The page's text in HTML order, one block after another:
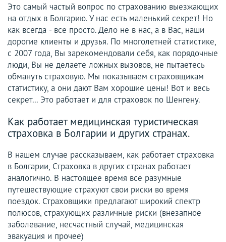
Это самый частый вопрос по страхованию выезжающих
на отдых в Болгарию. У нас есть маленький секрет! Но
как всегда - все просто. Дело не в нас, а в Вас, наши
дорогие клиенты и друзья. По многолетней статистике,
с 2007 года, Вы зарекомендовали себя, как порядочные
люди, Вы не делаете ложных вызовов, не пытаетесь
обмануть страховую. Мы показываем страховщикам
статистику, а они дают Вам хорошие цены! Вот и весь
секрет... Это работает и для страховок по Шенгену.
Kак работает медицинская туристическая
страховка в Болгарии и других странах.
В нашем случае рассказываем, как работает страховка
в Болгарии, Страховка в других странах работает
аналогично. В настоящее время все разумные
путешествующие страхуют свои риски во время
поездок. Страховщики предлагают широкий спектр
полюсов, страхующих различные риски (внезапное
заболевание, несчастный случай, медицинская
эвакуация и прочее)